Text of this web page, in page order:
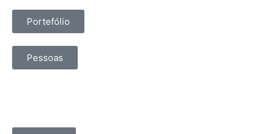
Portefólio
Pessoas